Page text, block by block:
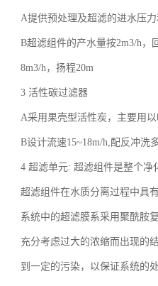
A提供预处理及超滤的进水压力
B超滤组件的产水量按2m3/h，
8m3/h，扬程20m
3 活性碳过滤器
A采用果壳型活性炭，主要用
B设计流速15~18m/h,配反冲洗
4 超滤单元: 超滤组件是整个净
超滤组件在水质分离过程中具
系统中的超滤膜系采用聚酰胺
充分考虑过大的浓缩而出现的
到一定的污染，以保证系统的处